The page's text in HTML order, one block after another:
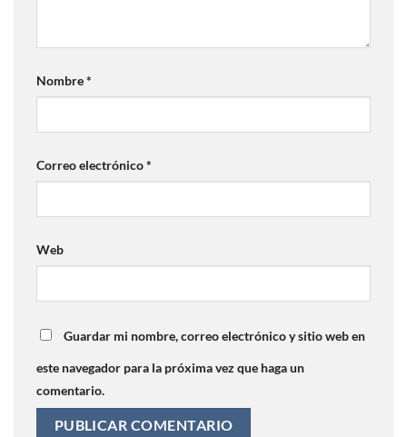
Nombre*
Correo electrónico*
Web
Guardar mi nombre, correo electrónico y sitio web en
este navegador para la próxima vez que haga un
comentario.